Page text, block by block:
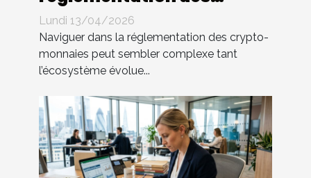
crypto-monnaies ?
Lundi 13/04/2026
Naviguer dans la réglementation des crypto-
monnaies peut sembler complexe tant
l’écosystème évolue...